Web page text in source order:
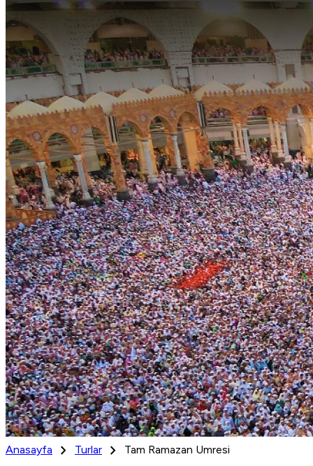
Anasayfa chevron_right Turlar chevron_right Tam Ramazan Umresi